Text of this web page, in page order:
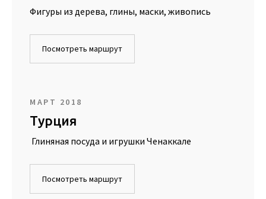
Фигуры из дерева, глины, маски, живопись
Посмотреть маршрут
МАРТ 2018
Турция
Глиняная посуда и игрушки Ченаккале
Посмотреть маршрут